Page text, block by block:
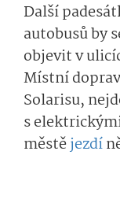
Další
autobusů by
objevit v
Místní
Solarisu,
s
městějezdí